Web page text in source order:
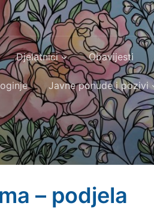
Djelatnici Obavijesti
Javne ponude i pozivi
– podjela